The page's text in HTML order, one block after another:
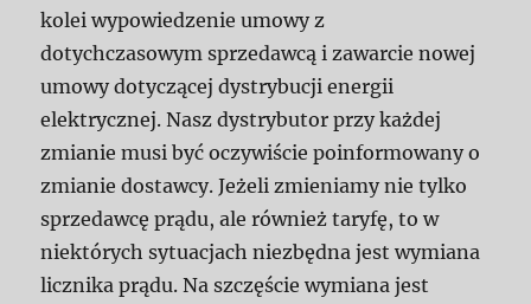
kolei wypowiedzenie umowy z
dotychczasowym sprzedawcą i zawarcie nowej
umowy dotyczącej dystrybucji energii
elektrycznej. Nasz dystrybutor przy każdej
zmianie musi być oczywiście poinformowany o
zmianie dostawcy. Jeżeli zmieniamy nie tylko
sprzedawcę prądu, ale również taryfę, to w
niektórych sytuacjach niezbędna jest wymiana
licznika prądu. Na szczęście wymiana jest